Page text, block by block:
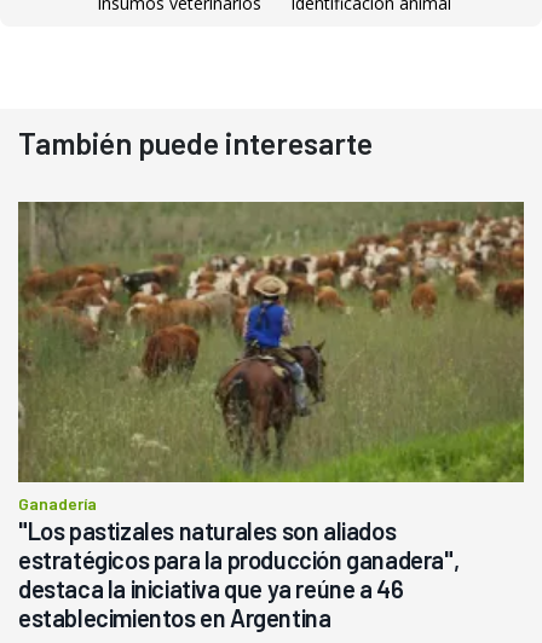
También puede interesarte
Ganadería
"Los pastizales naturales son aliados
estratégicos para la producción ganadera",
destaca la iniciativa que ya reúne a 46
establecimientos en Argentina